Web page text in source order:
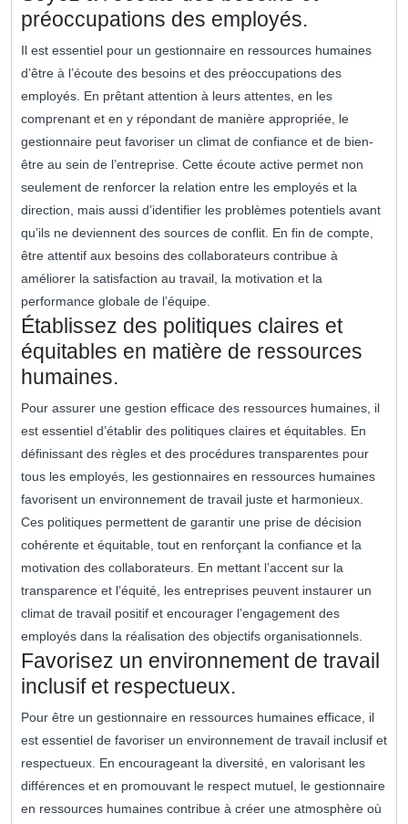
préoccupations des employés.
Il est essentiel pour un gestionnaire en ressources humaines
d’être à l’écoute des besoins et des préoccupations des
employés. En prêtant attention à leurs attentes, en les
comprenant et en y répondant de manière appropriée, le
gestionnaire peut favoriser un climat de confiance et de bien-
être au sein de l’entreprise. Cette écoute active permet non
seulement de renforcer la relation entre les employés et la
direction, mais aussi d’identifier les problèmes potentiels avant
qu’ils ne deviennent des sources de conflit. En fin de compte,
être attentif aux besoins des collaborateurs contribue à
améliorer la satisfaction au travail, la motivation et la
performance globale de l’équipe.
Établissez des politiques claires et
équitables en matière de ressources
humaines.
Pour assurer une gestion efficace des ressources humaines, il
est essentiel d’établir des politiques claires et équitables. En
définissant des règles et des procédures transparentes pour
tous les employés, les gestionnaires en ressources humaines
favorisent un environnement de travail juste et harmonieux.
Ces politiques permettent de garantir une prise de décision
cohérente et équitable, tout en renforçant la confiance et la
motivation des collaborateurs. En mettant l’accent sur la
transparence et l’équité, les entreprises peuvent instaurer un
climat de travail positif et encourager l’engagement des
employés dans la réalisation des objectifs organisationnels.
Favorisez un environnement de travail
inclusif et respectueux.
Pour être un gestionnaire en ressources humaines efficace, il
est essentiel de favoriser un environnement de travail inclusif et
respectueux. En encourageant la diversité, en valorisant les
différences et en promouvant le respect mutuel, le gestionnaire
en ressources humaines contribue à créer une atmosphère où